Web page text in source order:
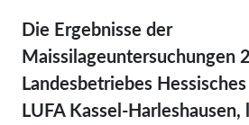
Die Ergebnisse der
Maissilageuntersuchungen
Landesbetriebes
LUFA Kassel-Harleshausen,